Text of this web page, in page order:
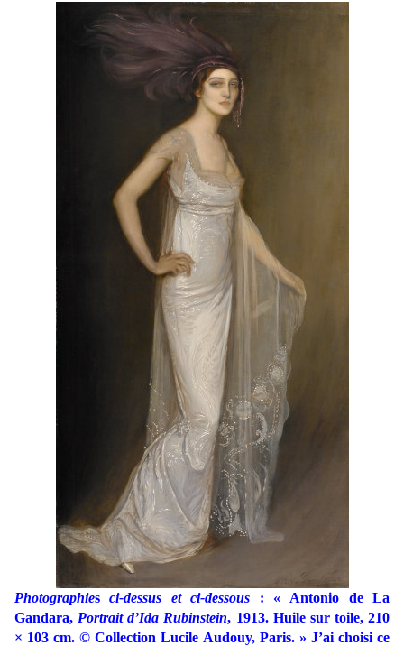
Photographiesci-dessus et ci-dessous : « Antonio de La
Gandara, Portrait d’Ida Rubinstein, 1913. Huile sur toile, 210
× 103 cm. © Collection Lucile Audouy, Paris. » J’ai choisi ce